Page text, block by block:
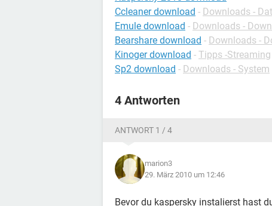
Ccleaner download - Downloads -
Emule download - Downloads -
Bearshare download - Downloads -
Kinoger download - Tipps -Streaming
Sp2 download - Downloads - System
4 Antworten
ANTWORT 1 / 4
marion3
29. März 2010 um 12:46
Bevor du kaspersky instalierst hast